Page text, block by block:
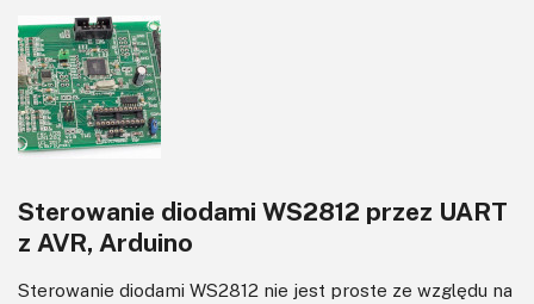
Sterowanie diodami WS2812 przez UART
z AVR, Arduino
Sterowanie diodami WS2812 nie jest proste ze względu na